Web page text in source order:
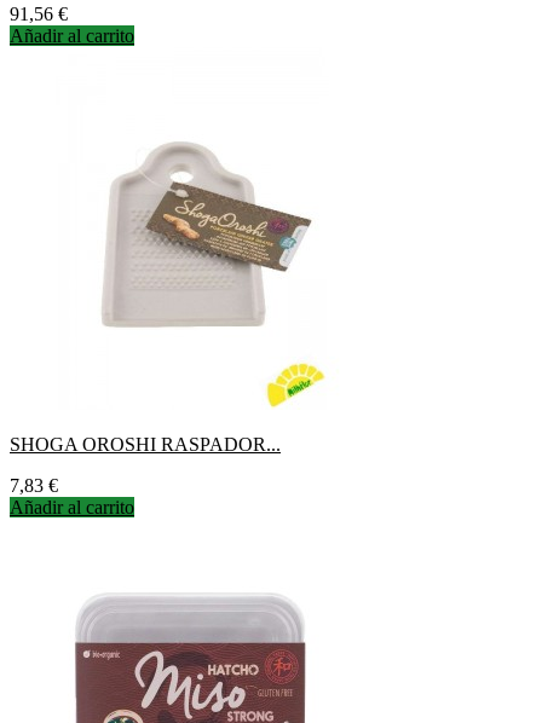
Precio
91,56 €
Añadir al carrito
SHOGA OROSHI RASPADOR...
Precio
7,83 €
Añadir al carrito